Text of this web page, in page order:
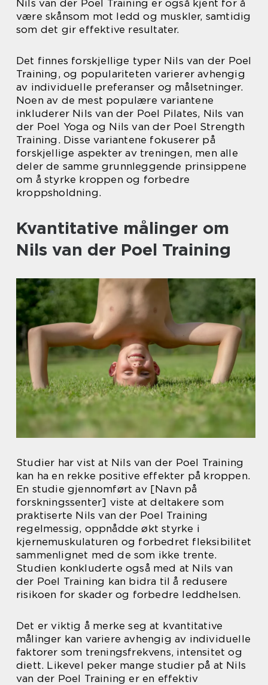
Nils van der Poel Training er også kjent for å
være skånsom mot ledd og muskler, samtidig
som det gir effektive resultater.
Det finnes forskjellige typer Nils van der Poel
Training, og populariteten varierer avhengig
av individuelle preferanser og målsetninger.
Noen av de mest populære variantene
inkluderer Nils van der Poel Pilates, Nils van
der Poel Yoga og Nils van der Poel Strength
Training. Disse variantene fokuserer på
forskjellige aspekter av treningen, men alle
deler de samme grunnleggende prinsippene
om å styrke kroppen og forbedre
kroppsholdning.
Kvantitative målinger om
Nils van der Poel Training
Studier har vist at Nils van der Poel Training
kan ha en rekke positive effekter på kroppen.
En studie gjennomført av [Navn på
forskningssenter] viste at deltakere som
praktiserte Nils van der Poel Training
regelmessig, oppnådde økt styrke i
kjernemuskulaturen og forbedret fleksibilitet
sammenlignet med de som ikke trente.
Studien konkluderte også med at Nils van
der Poel Training kan bidra til å redusere
risikoen for skader og forbedre leddhelsen.
Det er viktig å merke seg at kvantitative
målinger kan variere avhengig av individuelle
faktorer som treningsfrekvens, intensitet og
diett. Likevel peker mange studier på at Nils
van der Poel Training er en effektiv